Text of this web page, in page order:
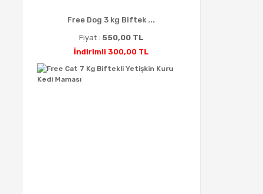
Free Dog 3 kg Biftek ...
Fiyat : 550,00 TL
İndirimli 300,00 TL